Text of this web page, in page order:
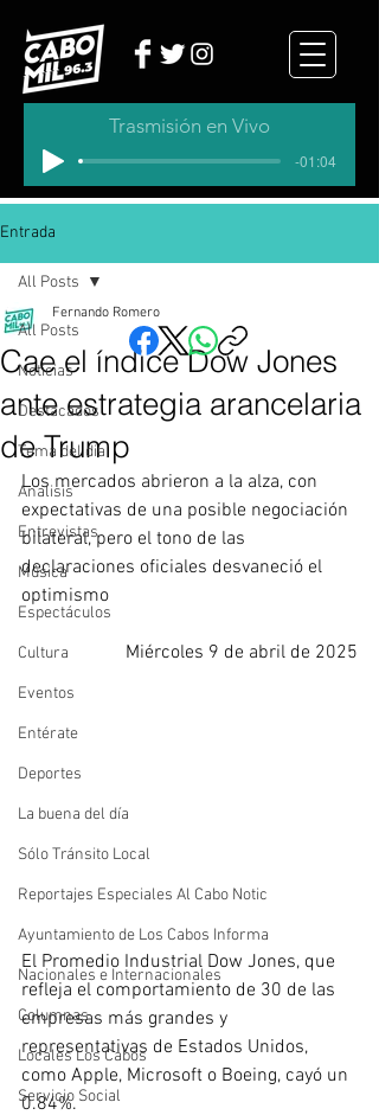
Trasmisión en Vivo
-01:04
Entrada
All Posts
Noticias
Destacados
Tema del dia
Analisis
Entrevistas
Música
Espectáculos
Cultura
Eventos
Entérate
Deportes
La buena del día
Sólo Tránsito Local
Reportajes Especiales Al Cabo Notic
Ayuntamiento de Los Cabos Informa
Nacionales e Internacionales
Columnas
Locales Los Cabos
Servicio Social
All Posts
Cae el índice Dow Jones
ante estrategia arancelaria
de Trump
Fernando Romero
Los mercados abrieron a la alza, con
expectativas de una posible negociación
bilateral, pero el tono de las
declaraciones oficiales desvaneció el
optimismo
Miércoles 9 de abril de 2025
El Promedio Industrial Dow Jones, que
refleja el comportamiento de 30 de las
empresas más grandes y
representativas de Estados Unidos,
como Apple, Microsoft o Boeing, cayó un
0.84%.